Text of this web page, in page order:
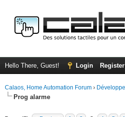
Hello There, Guest! Login Register
Calaos, Home Automation Forum ›
Prog alarme